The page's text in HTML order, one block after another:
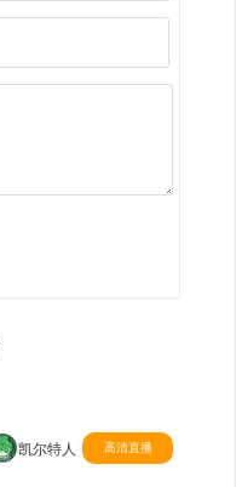
凯尔特人 高清直播